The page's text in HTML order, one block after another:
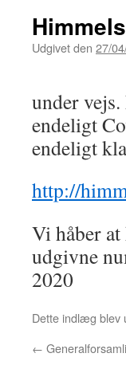
Udgivet den 27/
under
endeligt
endeligt
http://
Vi håber
udgivne
2020
Dette indlæg blev
←